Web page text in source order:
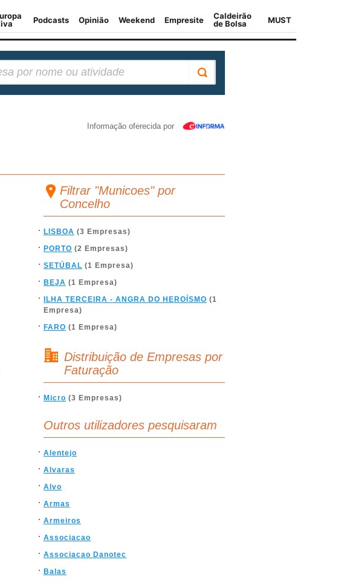
Informação oferecida por
Filtrar "Municoes" por
Concelho
LISBOA (3 Empresas)
PORTO (2 Empresas)
SETÚBAL (1 Empresa)
BEJA (1 Empresa)
ILHA TERCEIRA - ANGRA DO HEROÍSMO (1
Empresa)
FARO (1 Empresa)
Distribuição de Empresas por
Faturação
Micro (3 Empresas)
Outros utilizadores pesquisaram
Alentejo
Alvaras
Alvo
Armas
Armeiros
Associacao
Associacao Danotec
Balas